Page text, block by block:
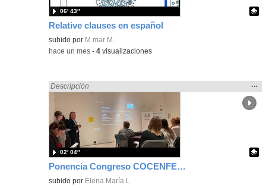
Relative clauses en español
Contenido educativo.
subido por M.mar M.
06′ 43″
-hace un mes -4 visualizaciones
Ponencia Congreso COCENFE 26.01.23
Encontrado «Español» en:
Descripción
la
…
Contenido educativo.
subido por Elena María L.
02′ 04″